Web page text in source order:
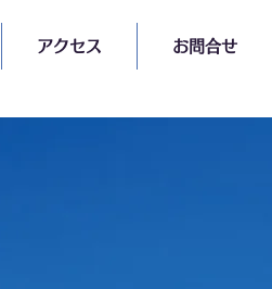
アクセス お問合せ